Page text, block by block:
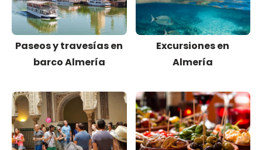
Paseos y travesías en
barco Almería
Excursiones en
Almería